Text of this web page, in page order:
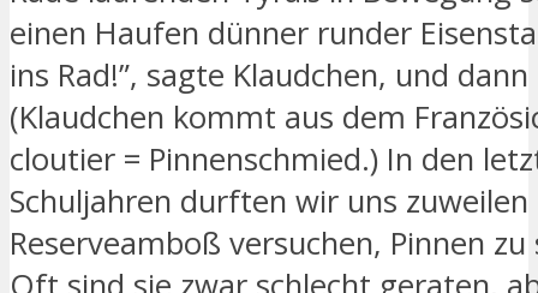
einen Haufen dünner runder
ins Rad!”, sagte Klaudchen, und dann
(Klaudchen kommt aus dem
cloutier = Pinnenschmied.) In den
Schuljahren durften wir uns
Reserveamboß versuchen, Pinnen